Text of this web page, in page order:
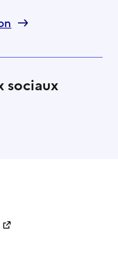
sociaux